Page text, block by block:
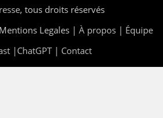
, tous droits réservés
Legales | À propos | Équipe
| ChatGPT| Contact